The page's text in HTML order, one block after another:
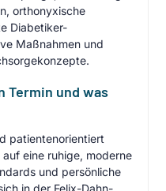
orthonyxische
Diabetiker-
Maßnahmen und
Termin und was
patientenorientiert
eine ruhige, moderne
und persönliche
in der Felix-Dahn-